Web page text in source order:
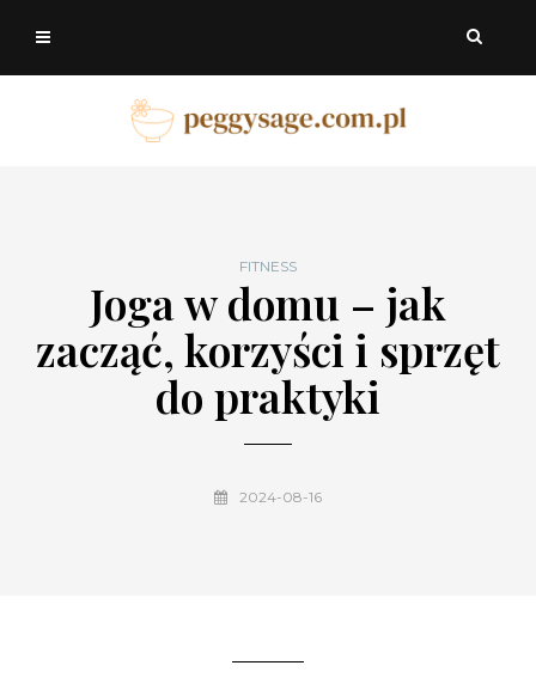
FITNESS
Joga w domu – jak
zacząć, korzyści i sprzęt
do praktyki
2024-08-16